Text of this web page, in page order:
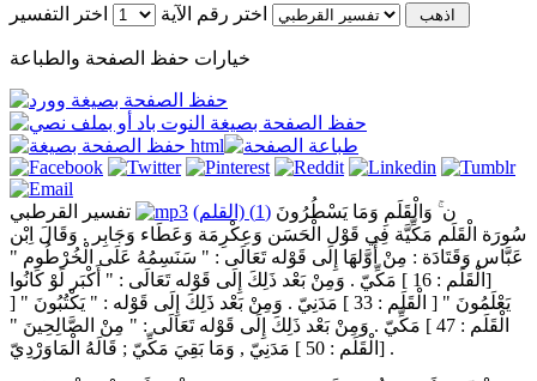
اختر رقم الآية اختر التفسير
خيارات حفظ الصفحة والطباعة
ن ۚ وَالْقَلَمِ وَمَا يَسْطُرُونَ (1) (القلم)
تفسير القرطبي
سُورَة الْقَلَم مَكِّيَّة فِي قَوْل الْحَسَن وَعِكْرِمَة وَعَطَاء وَجَابِر . وَقَالَ اِبْن
عَبَّاس وَقَتَادَة : مِنْ أَوَّلهَا إِلَى قَوْله تَعَالَى : " سَنَسِمُهُ عَلَى الْخُرْطُوم "
[الْقَلَم : 16 ] مَكِّيّ . وَمِنْ بَعْد ذَلِكَ إِلَى قَوْله تَعَالَى : " أَكْبَر لَوْ كَانُوا
يَعْلَمُونَ " [ الْقَلَم : 33 ] مَدَنِيّ . وَمِنْ بَعْد ذَلِكَ إِلَى قَوْله : " يَكْتُبُونَ " [
الْقَلَم : 47 ] مَكِّيّ . وَمِنْ بَعْد ذَلِكَ إِلَى قَوْله تَعَالَى : " مِنْ الصَّالِحِينَ "
[الْقَلَم : 50 ] مَدَنِيّ , وَمَا بَقِيَ مَكِّيّ ; قَالَهُ الْمَاوَرْدِيّ .